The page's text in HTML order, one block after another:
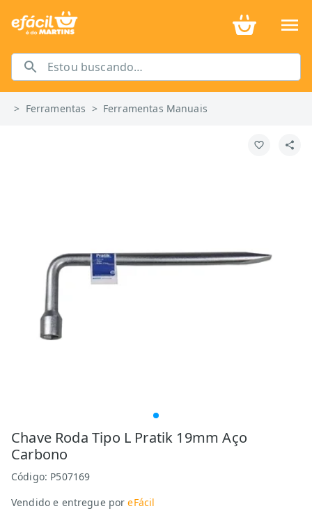
> Ferramentas > Ferramentas Manuais
Chave Roda Tipo L Pratik 19mm Aço
Carbono
Código: P507169
Vendido e entregue por eFácil